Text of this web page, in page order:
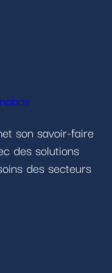
son savoir-faire
des solutions
des secteurs